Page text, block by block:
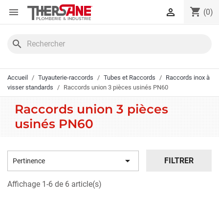
Panneau de gestion des cookies
 shopping_cart (0)

search
Accueil Tuyauterie-raccords Tubes et Raccords
Raccords inox à
visser standards
Raccords union 3 pièces usinés PN60
Raccords union 3 pièces
usinés PN60
Pertinence  FILTRER
Affichage 1-6 de 6 article(s)